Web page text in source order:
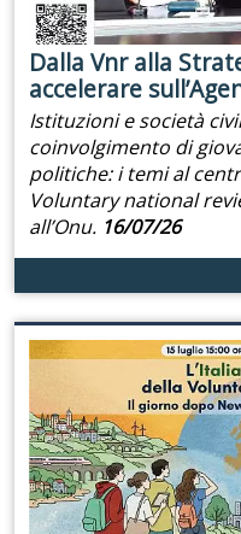
Dalla Vnr alla
accelerare
Istituzioni e società
coinvolgimento di
politiche: i temi al
Voluntary national
all’Onu. 16/07/26